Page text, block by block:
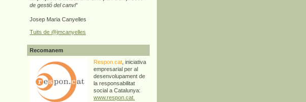
de gestió del canvi"
Josep Maria Canyelles
Tuits de @jmcanyelles
Recomanem
Respon.cat , iniciativa
empresarial per al
desenvolupament de
la responsabilitat
social a Catalunya:
www.respon.cat.